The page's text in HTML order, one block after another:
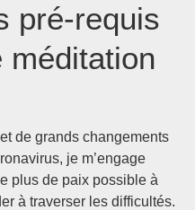
pré-requis
méditation
de grands changements
je m’engage
plus de paix possible à
à traverser les difficultés.